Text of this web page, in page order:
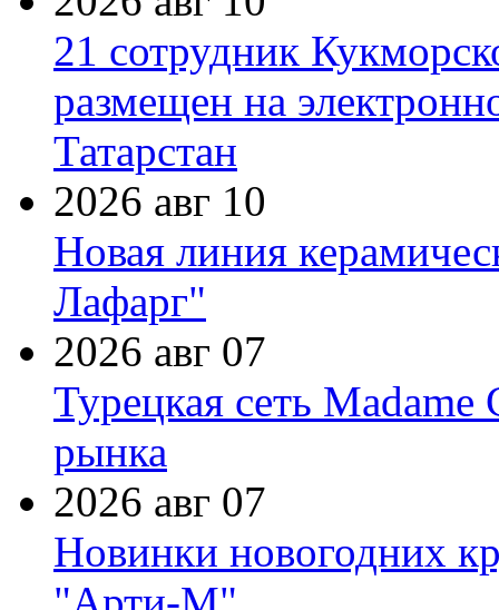
21 сотрудник
размещен на
Татарстан
2026 авг 10
Новая линия
Лафарг"
2026 авг 07
Турецкая сеть Madame
рынка
2026 авг 07
Новинки новогодних